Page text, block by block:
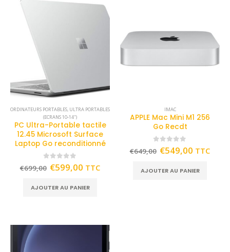
ORDINATEURS PORTABLES, ULTRA PORTABLES
(ECRANS 10-14")
PC Ultra-Portable tactile
12.45 Microsoft Surface
Laptop Go reconditionné
out of 5
€699,00 €599,00 TTC
AJOUTER AU PANIER
IMAC
APPLE Mac Mini M1 256
Go Recdt
out of 5
€649,00 €549,00 TTC
AJOUTER AU PANIER